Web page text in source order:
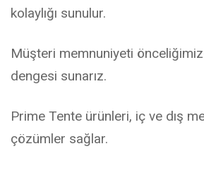
kolaylığı sunulur.
Müşteri memnuniyeti
dengesi sunarız.
Prime Tente ürünleri, iç ve dış
çözümler sağlar.